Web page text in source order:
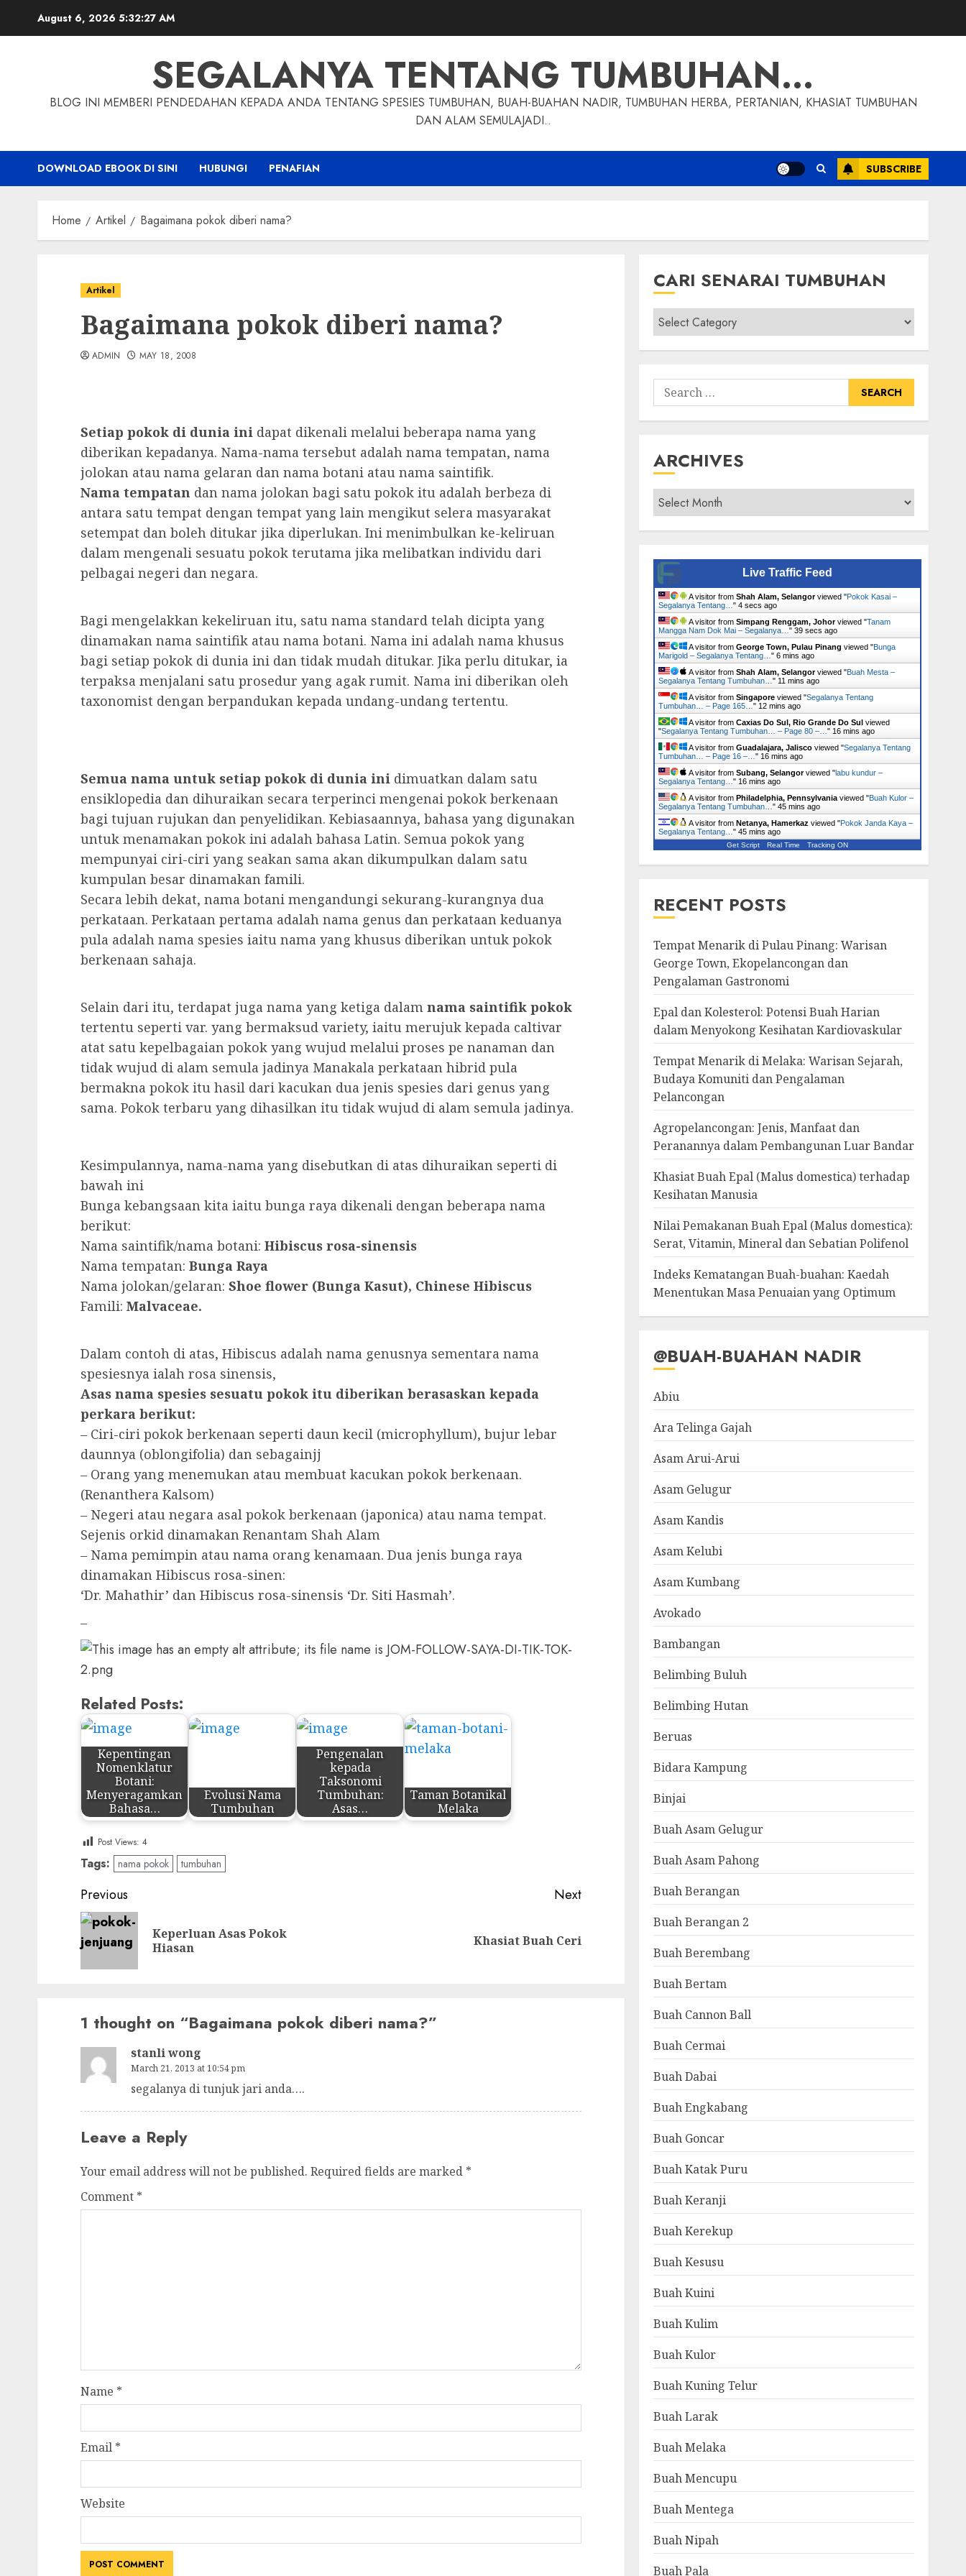
August 6, 2026 5:32:28 AM
SEGALANYA TENTANG TUMBUHAN…
BLOG INI MEMBERI PENDEDAHAN KEPADA ANDA TENTANG SPESIES TUMBUHAN, BUAH-BUAHAN NADIR, TUMBUHAN HERBA, PERTANIAN, KHASIAT TUMBUHAN
DAN ALAM SEMULAJADI..
DOWNLOAD EBOOK DI SINI HUBUNGI PENAFIAN SUBSCRIBE
Home Artikel Bagaimana pokok diberi nama?
Artikel
Bagaimana pokok diberi nama?
ADMIN MAY 18, 2008
Setiap pokok di dunia ini dapat dikenali melalui beberapa nama yang
diberikan kepadanya. Nama-nama tersebut adalah nama tempatan, nama
jolokan atau nama gelaran dan nama botani atau nama saintifik.
Nama tempatan dan nama jolokan bagi satu pokok itu adalah berbeza di
antara satu tempat dengan tempat yang lain mengikut selera masyarakat
setempat dan boleh ditukar jika diperlukan. Ini menimbulkan ke-keliruan
dalam mengenali sesuatu pokok terutama jika melibatkan individu dari
pelbagai negeri dan negara.
Bagi mengelakkan kekeliruan itu, satu nama standard telah dicipta yang
dinamakan nama saintifik atau nama botani. Nama ini adalah nama khusus
bagi setiap pokok di dunia ini dan tidak mudah ditukar. Jika perlu ditukar, ia
terpaksa menjalani satu prosedur yang agak rumit. Nama ini diberikan oleh
taxonomist dengan berpandukan kepada undang-undang tertentu.
Semua nama untuk setiap pokok di dunia ini dimuatkan dalam satu
ensiklopedia dan dihuraikan secara terperinci mengenai pokok berkenaan
bagi tujuan rujukan dan penyelidikan. Kebiasaannya, bahasa yang digunakan
untuk menamakan pokok ini adalah bahasa Latin. Semua pokok yang
mempunyai ciri-ciri yang seakan sama akan dikumpulkan dalam satu
kumpulan besar dinamakan famili.
Secara lebih dekat, nama botani mengandungi sekurang-kurangnya dua
perkataan. Perkataan pertama adalah nama genus dan perkataan keduanya
pula adalah nama spesies iaitu nama yang khusus diberikan untuk pokok
berkenaan sahaja.
Selain dari itu, terdapat juga nama yang ketiga dalam nama saintifik pokok
tertentu seperti var. yang bermaksud variety, iaitu merujuk kepada caltivar
atat satu kepelbagaian pokok yang wujud melalui proses pe nanaman dan
tidak wujud di alam semula jadinya Manakala perkataan hibrid pula
bermakna pokok itu hasil dari kacukan dua jenis spesies dari genus yang
sama. Pokok terbaru yang dihasilkan itu tidak wujud di alam semula jadinya.
Kesimpulannya, nama-nama yang disebutkan di atas dihuraikan seperti di
bawah ini
Bunga kebangsaan kita iaitu bunga raya dikenali dengan beberapa nama
berikut:
Nama saintifik/nama botani: Hibiscus rosa-sinensis
Nama tempatan: Bunga Raya
Nama jolokan/gelaran: Shoe flower (Bunga Kasut), Chinese Hibiscus
Famili: Malvaceae.
Dalam contoh di atas, Hibiscus adalah nama genusnya sementara nama
spesiesnya ialah rosa sinensis,
Asas nama spesies sesuatu pokok itu diberikan berasaskan kepada
perkara berikut:
– Ciri-ciri pokok berkenaan seperti daun kecil (microphyllum), bujur lebar
daunnya (oblongifolia) dan sebagainjj
– Orang yang menemukan atau membuat kacukan pokok berkenaan.
(Renanthera Kalsom)
– Negeri atau negara asal pokok berkenaan (japonica) atau nama tempat.
Sejenis orkid dinamakan Renantam Shah Alam
– Nama pemimpin atau nama orang kenamaan. Dua jenis bunga raya
dinamakan Hibiscus rosa-sinen:
‘Dr. Mahathir’ dan Hibiscus rosa-sinensis ‘Dr. Siti Hasmah’.
–
Related Posts:
Kepentingan
Nomenklatur
Botani:
Menyeragamkan
Bahasa…
Evolusi Nama
Tumbuhan
Pengenalan
kepada
Taksonomi
Tumbuhan:
Asas…
Taman Botanikal
Melaka
Post Views: 4
Tags: nama pokok tumbuhan
Post
navigation
Previous
Keperluan Asas Pokok
Hiasan
Next
Khasiat Buah Ceri
1 thought on “Bagaimana pokok diberi nama?”
stanli wong
March 21, 2013 at 10:54 pm
segalanya di tunjuk jari anda….
Leave a Reply
Your email address will not be published. Required fields are marked *
Comment *
Name *
Email *
Website
CARI SENARAI TUMBUHAN
Cari
Senarai
Tumbuhan
Search
for:
ARCHIVES
Archives
Live Traffic Feed
A visitor from Shah Alam, Selangorviewed "Pokok Kasai –
Segalanya Tentang… " 5 secs ago
A visitor from Simpang Renggam, Johorviewed "Tanam
Mangga Nam Dok Mai – Segalanya… " 40 secs ago
A visitor from George Town, Pulau Pinang viewed "Bunga
Marigold – Segalanya Tentang… " 6 mins ago
A visitor from Shah Alam, Selangorviewed "Buah Mesta –
Segalanya Tentang Tumbuhan… " 11 mins ago
A visitor from Singaporeviewed "Segalanya Tentang
Tumbuhan… – Page 165… " 12 mins ago
A visitor from Caxias Do Sul, Rio Grande Do Sulviewed
"Segalanya Tentang Tumbuhan… – Page 80 –… " 16 mins ago
A visitor from Guadalajara, Jaliscoviewed "Segalanya Tentang
Tumbuhan… – Page 16 –… " 16 mins ago
A visitor from Subang, Selangorviewed "labu kundur –
Segalanya Tentang… " 16 mins ago
A visitor from Philadelphia, Pennsylvaniaviewed "Buah Kulor –
Segalanya Tentang Tumbuhan… " 45 mins ago
A visitor from Netanya, Hamerkaz viewed "Pokok Janda Kaya –
Segalanya Tentang… " 45 mins ago
Get Script Real Time Tracking ON
RECENT POSTS
Tempat Menarik di Pulau Pinang: Warisan
George Town, Ekopelancongan dan
Pengalaman Gastronomi
Epal dan Kolesterol: Potensi Buah Harian
dalam Menyokong Kesihatan Kardiovaskular
Tempat Menarik di Melaka: Warisan Sejarah,
Budaya Komuniti dan Pengalaman
Pelancongan
Agropelancongan: Jenis, Manfaat dan
Peranannya dalam Pembangunan Luar Bandar
Khasiat Buah Epal (Malus domestica) terhadap
Kesihatan Manusia
Nilai Pemakanan Buah Epal (Malus domestica):
Serat, Vitamin, Mineral dan Sebatian Polifenol
Indeks Kematangan Buah-buahan: Kaedah
Menentukan Masa Penuaian yang Optimum
@BUAH-BUAHAN NADIR
Abiu
Ara Telinga Gajah
Asam Arui-Arui
Asam Gelugur
Asam Kandis
Asam Kelubi
Asam Kumbang
Avokado
Bambangan
Belimbing Buluh
Belimbing Hutan
Beruas
Bidara Kampung
Binjai
Buah Asam Gelugur
Buah Asam Pahong
Buah Berangan
Buah Berangan 2
Buah Berembang
Buah Bertam
Buah Cannon Ball
Buah Cermai
Buah Dabai
Buah Engkabang
Buah Goncar
Buah Katak Puru
Buah Keranji
Buah Kerekup
Buah Kesusu
Buah Kuini
Buah Kulim
Buah Kulor
Buah Kuning Telur
Buah Larak
Buah Melaka
Buah Mencupu
Buah Mentega
Buah Nipah
Buah Pala